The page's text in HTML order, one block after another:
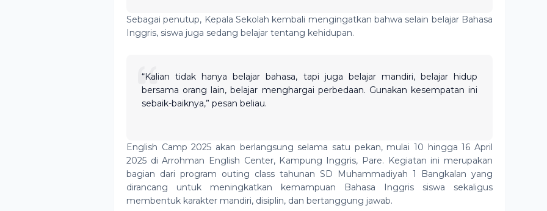
Sebagai penutup, Kepala Sekolah kembali mengingatkan bahwa selain belajar Bahasa
Inggris, siswa juga sedang belajar tentang kehidupan.
“Kalian tidak hanya belajar bahasa, tapi juga belajar mandiri, belajar hidup
bersama orang lain, belajar menghargai perbedaan. Gunakan kesempatan ini
sebaik-baiknya,” pesan beliau.
English Camp 2025 akan berlangsung selama satu pekan, mulai 10 hingga 16 April
2025 di Arrohman English Center, Kampung Inggris, Pare. Kegiatan ini merupakan
bagian dari program outing class tahunan SD Muhammadiyah 1 Bangkalan yang
dirancang untuk meningkatkan kemampuan Bahasa Inggris siswa sekaligus
membentuk karakter mandiri, disiplin, dan bertanggung jawab.